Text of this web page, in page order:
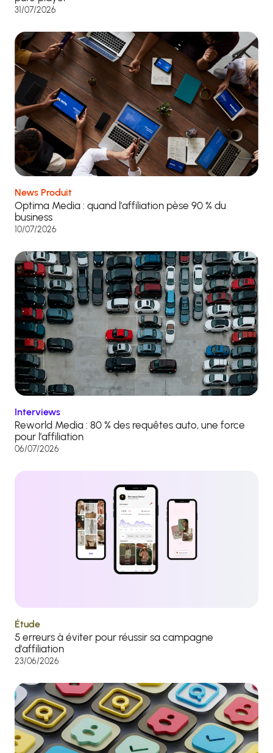
31/07/2026
News Produit
Optima Media : quand l’affiliation pèse 90 % du
business
10/07/2026
Interviews
Reworld Media : 80 % des requêtes auto, une force
pour l’affiliation
06/07/2026
Étude
5 erreurs à éviter pour réussir sa campagne
d’affiliation
23/06/2026